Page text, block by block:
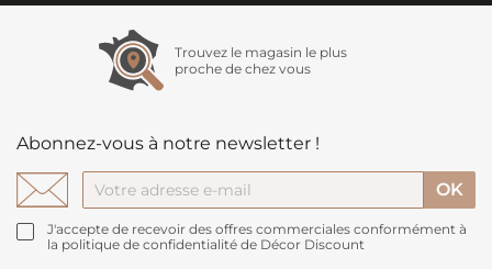
Trouvez le magasin le plus
proche de chez vous
Abonnez-vous à notre newsletter !
J'accepte de recevoir des offres commerciales conformément à
la politique de confidentialité de Décor Discount